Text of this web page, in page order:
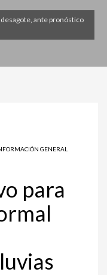
ante pronóstico
GENERAL
para